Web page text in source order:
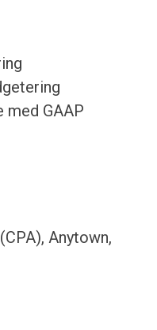
med GAAP
Anytown,